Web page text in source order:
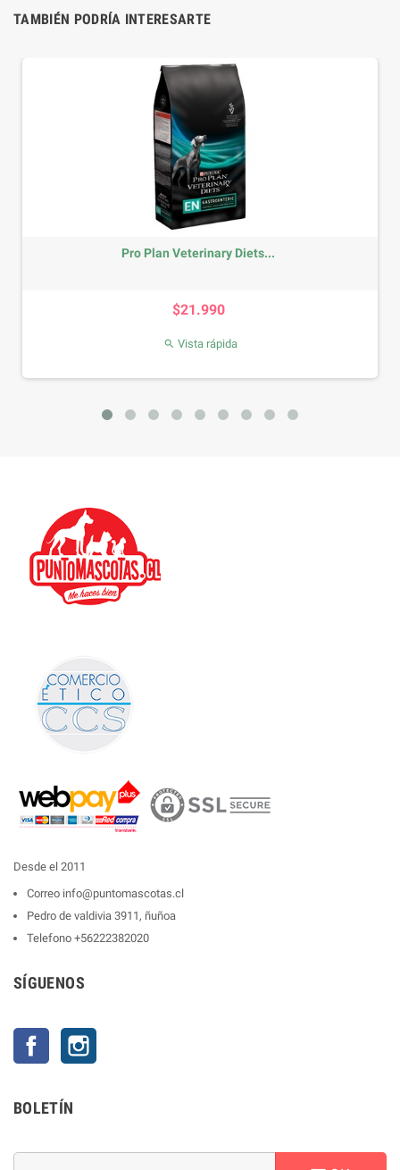
TAMBIÉN PODRÍA INTERESARTE
Desde el 2011
Correo info@puntomascotas.cl
Pedro de valdivia 3911, ñuñoa
Telefono +56222382020
SÍGUENOS
Facebook
BOLETÍN